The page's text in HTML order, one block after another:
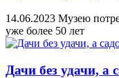
14.06.2023 Музею
уже более 50 лет
Дачи без удачи, а